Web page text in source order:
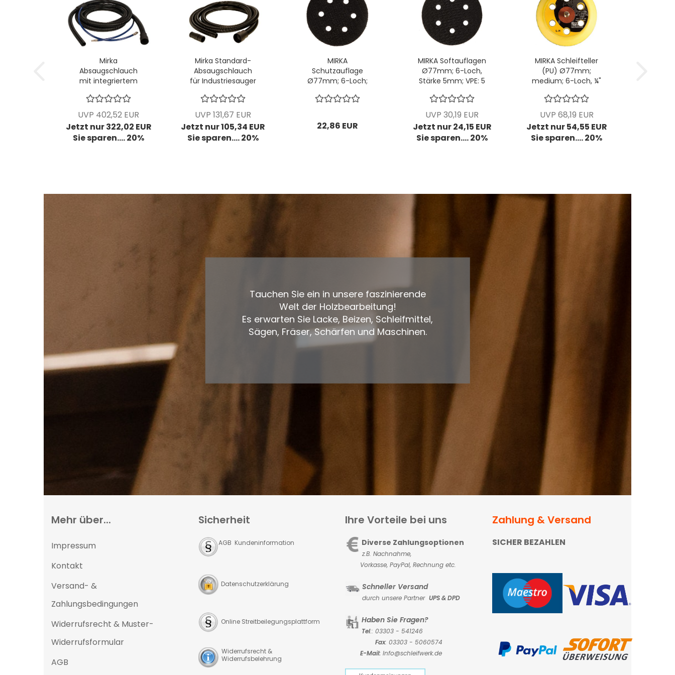
Mirka
Absaugschlauch
mit integriertem
Industriesauger
L+M Klasse VPE: 1
Stck/Pck...
UVP 402,52 EUR
Jetzt nur 322,02 EUR
Sie sparen.... 20%
Mirka Standard-
Absaugschlauch
für Industriesauger
Stck/Pck
UVP 131,67 EUR
Jetzt nur 105,34 EUR
Sie sparen.... 20%
MIRKA
Schutzauflage
Ø77mm; 6-Loch;
22,86 EUR
MIRKA Softauflagen
Ø77mm; 6-Loch,
Stärke 5mm; VPE: 5
UVP 30,19 EUR
Jetzt nur 24,15 EUR
Sie sparen.... 20%
MIRKA Schleifteller
(PU) Ø77mm;
medium; 6-Loch, ¼"
Stck/Pck
UVP 68,19 EUR
Jetzt nur 54,55 EUR
Sie sparen.... 20%
Tauchen Sie ein in unsere faszinierende
Welt der Holzbearbeitung!
Es erwarten Sie Lacke, Beizen, Schleifmittel,
Sägen, Fräser, Schärfen und Maschinen.
Mehr über...
Impressum
Kontakt
Versand- &
Zahlungsbedingungen
Widerrufsrecht & Muster-
Widerrufsformular
AGB
Sicherheit
AGB Kundeninformation
Datenschutzerklärung
Online Streitbeilegungsplattform
Widerrufsrecht &
Widerrufsbelehrung
Ihre Vorteile bei uns
Diverse Zahlungsoptionen
z.B. Nachnahme,
Vorkasse, PayPal, Rechnung etc.
Schneller Versand
durch unsere Partner UPS & DPD
Haben Sie Fragen?
Tel.: 03303 - 541246
Fax: 03303 - 5060574
E-Mail: Info@schleifwerk.de
Zahlung & Versand
SICHER BEZAHLEN